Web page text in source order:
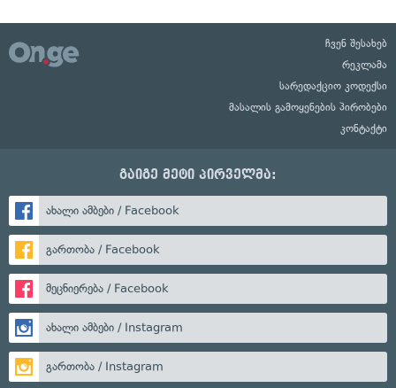
ჩვენ შესახებ
რეკლამა
სარედაქციო კოდექსი
მასალის გამოყენების პირობები
კონტაქტი
გაიგე მეტი პირველმა:
ახალი ამბები / Facebook
გართობა / Facebook
მეცნიერება / Facebook
ახალი ამბები / Instagram
გართობა / Instagram